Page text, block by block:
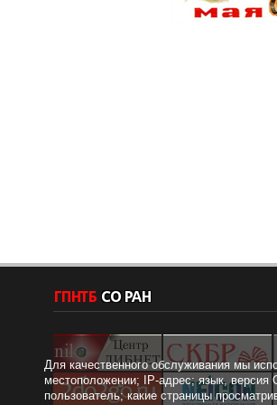
Для качественного обслуживания мы
местоположении; IP-адрес; язык, версия
пользователь; какие страницы